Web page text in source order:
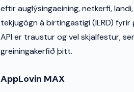
eftir auglýsingaeining, netkerfi,
tekjugögn á birtingastigi (ILRD)
API er traustur og vel skjalfestur,
greiningakerfið þitt.
AppLovin MAX